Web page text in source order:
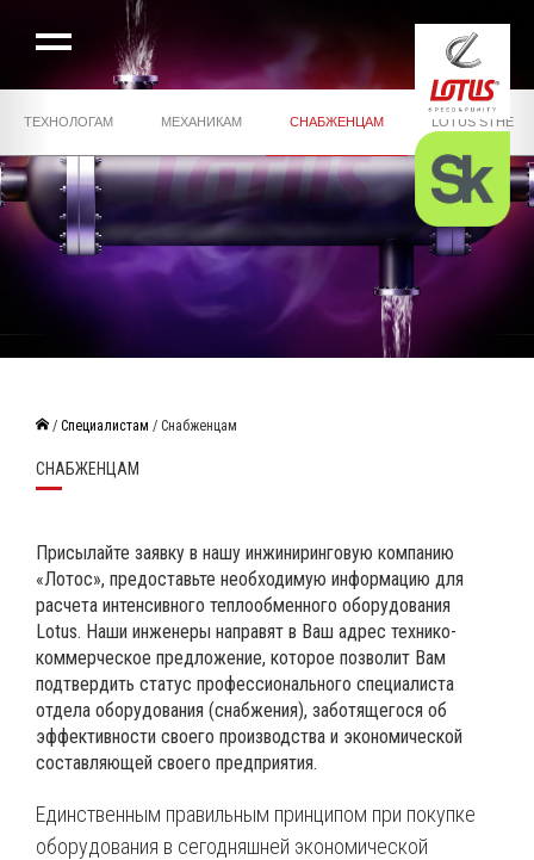
ТЕХНОЛОГАМ МЕХАНИКАМ СНАБЖЕНЦАМ LOTUS STHE
/ Специалистам / Снабженцам
СНАБЖЕНЦАМ
Присылайте заявку в нашу инжиниринговую компанию
«Лотос», предоставьте необходимую информацию для
расчета интенсивного теплообменного оборудования
Lotus. Наши инженеры направят в Ваш адрес технико-
коммерческое предложение, которое позволит Вам
подтвердить статус профессионального специалиста
отдела оборудования (снабжения), заботящегося об
эффективности своего производства и экономической
составляющей своего предприятия.
Единственным правильным принципом при покупке
оборудования в сегодняшней экономической